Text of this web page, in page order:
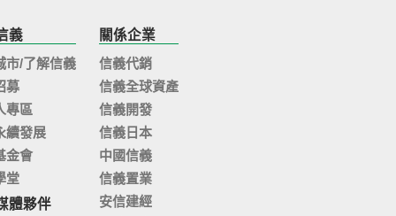
義
市/了解信義
募
專區
續發展
金會
堂
體夥伴
關係企業
信義代銷
信義全球資產
信義開發
信義日本
中國信義
信義置業
安信建經